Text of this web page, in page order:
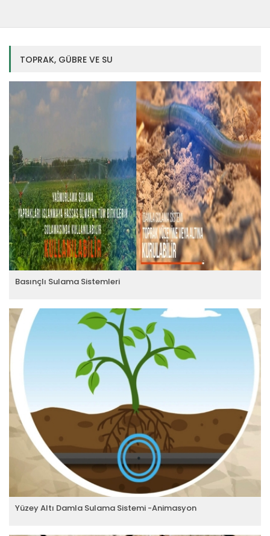
TOPRAK, GÜBRE VE SU
Basınçlı Sulama Sistemleri
Yüzey Altı Damla Sulama Sistemi -Animasyon